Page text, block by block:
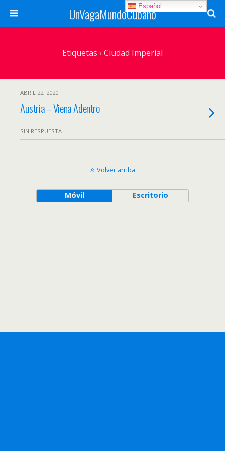
UnVagaMundoCubano
Etiquetas › Ciudad Imperial
ABRIL 22, 2020
Austria – Viena Adentro
SIN RESPUESTA
Volver arriba
Móvil Escritorio
Español